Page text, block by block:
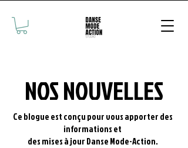
NOS NOUVELLES
Ce blogue est conçu pour vous apporter des
informations et
des mises à jour Danse Mode-Action.